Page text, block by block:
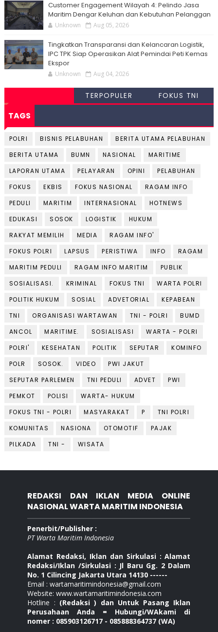
Customer Engagement Wilayah 4: Pelindo Jasa
Maritim Dengar Keluhan dan Kebutuhan Pelanggan
Unknown Aug 05, 2026
Tingkatkan Transparansi dan Kelancaran Logistik,
IPC TPK Siap Operasikan Alat Pemindai Peti Kemas
Ekspor
Unknown Aug 04, 2026
TERPOPULER FOKUS TNI
TAGS
POLRI BISNIS PELABUHAN
BERITA UTAMA PELABUHAN
BERITA UTAMA
BUMN NASIONAL
MARITIME
LAPORAN UTAMA
PELAYARAN OPINI
PELABUHAN
FOKUS
EKBIS FOKUS NASIONAL
RAGAM INFO
PEDULI
MARITIM INTERNASIONAL
HOTNEWS
EDUKASI
SOSOK LOGISTIK
HUKUM
RAKYAT MEMILIH
MEDIA
RAGAM INFO'
FOKUS POLRI
LAPSUS PERISTIWA INFO
RAGAM
MARITIM PEDULI
RAGAM INFO MARITIM
PUBLIK
SOSIALISASI.
KRIMINAL FOKUS TNI
WARTA POLRI
POLITIK HUKUM
SOSIAL ADVETORIAL
KEPABEAN
TNI
ORGANISASI WARTAWAN TNI - POLRI
BUMD
ANCOL
MARITIME. SOSIALISASI
WARTA - POLRI
POLRI'
KESEHATAN POLITIK SEPUTAR
KOMINFO
POLR
SOSOK. VIDEO
PWI JAKUT
SEPUTAR PARLEMEN
TNI PEDULI ADVET
PWI
PEMKOT
POLISI
WARTA- HUKUM
FOKUS TNI - POLRI
MASYARAKAT P
TNI POLRI
KOMUNITAS
NASIONA OTOMOTIF
PAJAK
PILKADA
TNI - WISATA
REDAKSI DAN IKLAN MEDIA ONLINE
NASIONAL WARTA MARITIM INDONESIA
Penerbit/Publisher :
PT Warta Maritim Indonesia
Alamat Redaksi, Iklan dan Sirkulasi : Alamat
Redaksi/Iklan /Sirkulasi : Jl Baru Gg. 2 Dalam
No. 1 Cilincing Jakarta Utara 14130 ------
Email : wartamaritimindonesia@gmail.com
Website: www.wartamaritimindonesia.com
Hotline : (Redaksi ) dan Untuk Pasang Iklan
Perusahaan Anda = Hubungi/WAkami di
nomer : 085903126717 - 085888364737 (WA)